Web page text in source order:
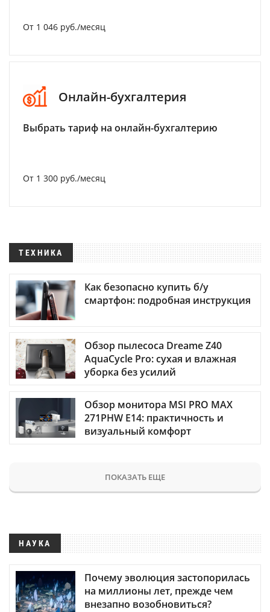
От 1 046 руб./месяц
Онлайн-бухгалтерия
Выбрать тариф на онлайн-бухгалтерию
От 1 300 руб./месяц
ТЕХНИКА
Как безопасно купить б/у
смартфон: подробная инструкция
Обзор пылесоса Dreame Z40
AquaCycle Pro: сухая и влажная
уборка без усилий
Обзор монитора MSI PRO MAX
271PHW E14: практичность и
визуальный комфорт
ПОКАЗАТЬ ЕЩЕ
НАУКА
Почему эволюция застопорилась
на миллионы лет, прежде чем
внезапно возобновиться?